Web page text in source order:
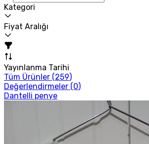
Kategori
Fiyat Aralığı
Yayınlanma Tarihi
Tüm Ürünler (259)
Değerlendirmeler (0)
Dantelli penye